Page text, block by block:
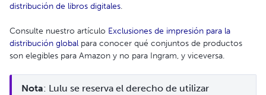
distribución de libros digitales.
Consulte nuestro artículo Exclusiones de impresión para la
distribución global para conocer qué conjuntos de productos
son elegibles para Amazon y no para Ingram, y viceversa.
Nota: Lulu se reserva el derecho de utilizar